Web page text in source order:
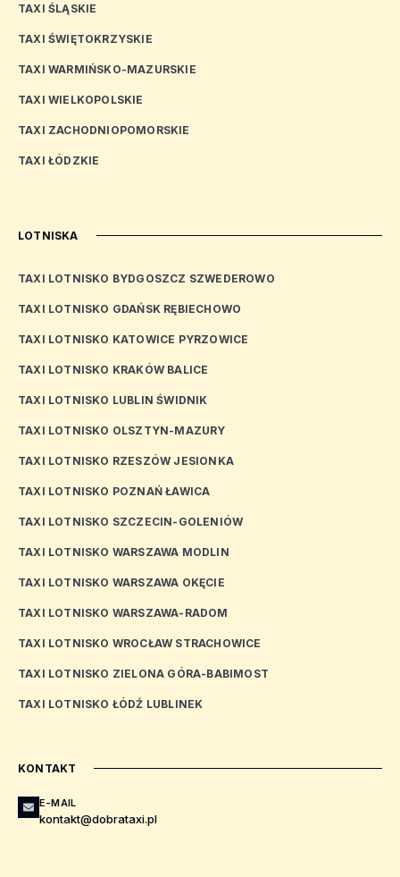
TAXI ŚLĄSKIE
TAXI ŚWIĘTOKRZYSKIE
TAXI WARMIŃSKO-MAZURSKIE
TAXI WIELKOPOLSKIE
TAXI ZACHODNIOPOMORSKIE
TAXI ŁÓDZKIE
LOTNISKA
TAXI LOTNISKO BYDGOSZCZ SZWEDEROWO
TAXI LOTNISKO GDAŃSK RĘBIECHOWO
TAXI LOTNISKO KATOWICE PYRZOWICE
TAXI LOTNISKO KRAKÓW BALICE
TAXI LOTNISKO LUBLIN ŚWIDNIK
TAXI LOTNISKO OLSZTYN-MAZURY
TAXI LOTNISKO RZESZÓW JESIONKA
TAXI LOTNISKO POZNAŃ ŁAWICA
TAXI LOTNISKO SZCZECIN-GOLENIÓW
TAXI LOTNISKO WARSZAWA MODLIN
TAXI LOTNISKO WARSZAWA OKĘCIE
TAXI LOTNISKO WARSZAWA-RADOM
TAXI LOTNISKO WROCŁAW STRACHOWICE
TAXI LOTNISKO ZIELONA GÓRA-BABIMOST
TAXI LOTNISKO ŁÓDŹ LUBLINEK
KONTAKT
E-MAIL
kontakt@dobrataxi.pl